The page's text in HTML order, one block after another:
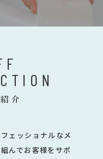
介
ェッショナルなメ
んでお客様をサポ